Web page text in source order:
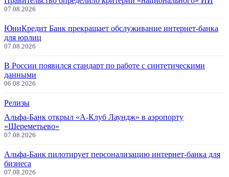
07.08.2026
ЮниКредит Банк прекращает обслуживание интернет-банка
для юрлиц
07.08.2026
В России появился стандарт по работе с синтетическими
данными
06.08.2026
Релизы
Альфа-Банк открыл «А-Клуб Лаундж» в аэропорту
«Шереметьево»
07.08.2026
Альфа-Банк пилотирует персонализацию интернет-банка для
бизнеса
07.08.2026